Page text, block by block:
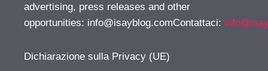
advertising, press releases and other
opportunities: info@isayblog.comContattaci:
Dichiarazione sulla Privacy (UE)